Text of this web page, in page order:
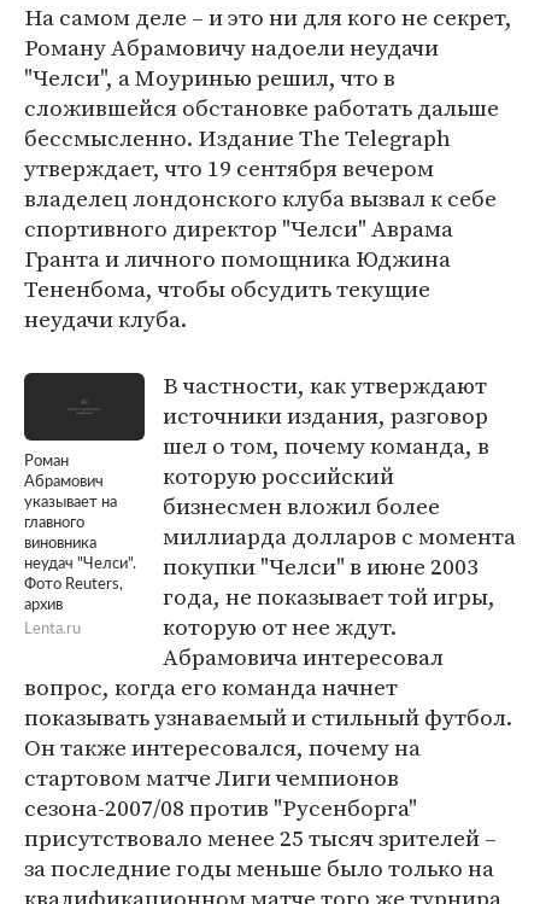
На самом деле – и это ни для кого не секрет,
Роману Абрамовичу надоели неудачи
"Челси", а Моуринью решил, что в
сложившейся обстановке работать дальше
бессмысленно. Издание The Telegraph
утверждает, что 19 сентября вечером
владелец лондонского клуба вызвал к себе
спортивного директор "Челси" Аврама
Гранта и личного помощника Юджина
Тененбома, чтобы обсудить текущие
неудачи клуба.
Роман
Абрамович
указывает на
главного
виновника
неудач "Челси".
Фото Reuters,
архив
Lenta.ru
В частности, как утверждают
источники издания, разговор
шел о том, почему команда, в
которую российский
бизнесмен вложил более
миллиарда долларов с момента
покупки "Челси" в июне 2003
года, не показывает той игры,
которую от нее ждут.
Абрамовича интересовал
вопрос, когда его команда начнет
показывать узнаваемый и стильный футбол.
Он также интересовался, почему на
стартовом матче Лиги чемпионов
сезона-2007/08 против "Русенборга"
присутствовало менее 25 тысяч зрителей –
за последние годы меньше было только на